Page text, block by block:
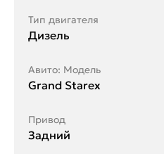
Тип двигателя
Дизель
Авито: Модель
Grand Starex
Привод
Задний